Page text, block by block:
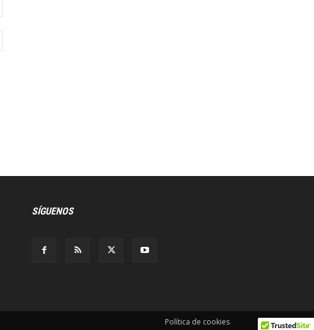
SÍGUENOS
Política de cookies